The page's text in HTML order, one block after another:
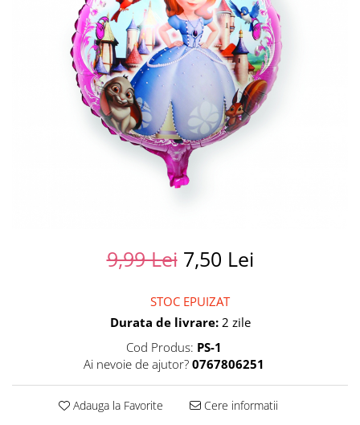
Unicorni si Curcubee
Baloane metalice
Baloane retro
Baloane litere
Baloane personalizate
Kituri baloane
9,99 Lei 7,50 Lei
STOC EPUIZAT
Durata de livrare:2 zile
Cod Produs: PS-1
Ai nevoie de ajutor? 0767806251
Adauga la Favorite Cere informatii